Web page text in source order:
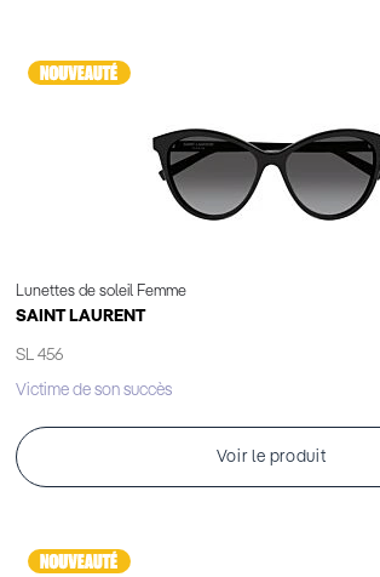
Lunettes de soleil Femme
SAINT LAURENT
SL 456
Victime de son succès
Voir le produit